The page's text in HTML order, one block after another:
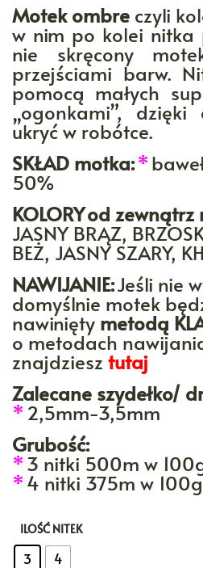
Motek ombre czyli
w nim po kolei nitka
nie skręcony
przejściami barw.
pomocą małych
„ogonkami”, dzięki
ukryć w robótce.
SKŁAD motka:*
50%
KOLORYod zewnątrz
JASNY BRĄZ,
BEŻ, JASNY SZARY,
NAWIJANIE:Jeśli nie
domyślnie motek
nawinięty metodą
o metodach
znajdziesz tutaj
Zalecane szydełko/
* 2,5mm-3,5mm
Grubość:
*3 nitki 500m w
*4 nitki 375m w 100g
ILOŚĆ NITEK
3 4